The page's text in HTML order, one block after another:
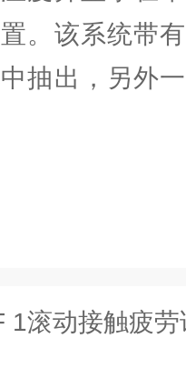
。该系统带
抽出，另外
1滚动接触疲